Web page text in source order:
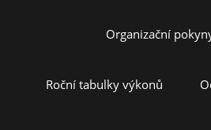
Organizační
Roční tabulky výkonů